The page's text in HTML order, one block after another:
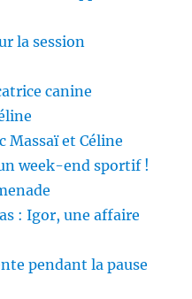
la session
canine
Massaï et Céline
week-end sportif !
: Igor, une affaire
pendant la pause